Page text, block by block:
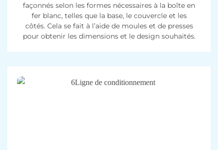
façonnés selon les formes nécessaires à la boîte en
fer blanc, telles que la base, le couvercle et les
côtés. Cela se fait à l’aide de moules et de presses
pour obtenir les dimensions et le design souhaités.